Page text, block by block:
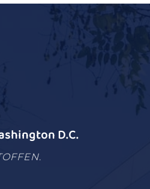
D.C.